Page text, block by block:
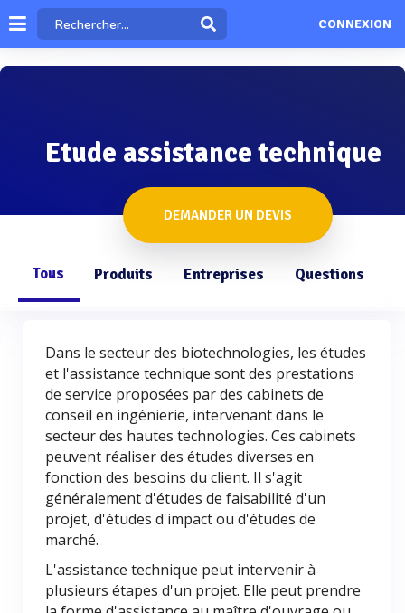
CONNEXION
Etude assistance technique
DEMANDER UN DEVIS
Tous Produits Entreprises Questions
Dans le secteur des biotechnologies, les études
et l'assistance technique sont des prestations
de service proposées par des cabinets de
conseil en ingénierie, intervenant dans le
secteur des hautes technologies. Ces cabinets
peuvent réaliser des études diverses en
fonction des besoins du client. Il s'agit
généralement d'études de faisabilité d'un
projet, d'études d'impact ou d'études de
marché.
L'assistance technique peut intervenir à
plusieurs étapes d'un projet. Elle peut prendre